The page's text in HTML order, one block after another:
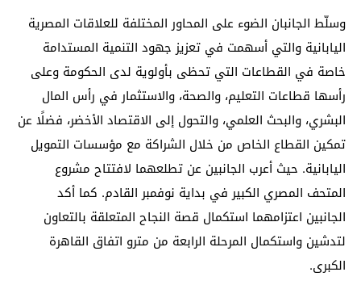
وسلّط الجانبان الضوء على المحاور المختلفة للعلاقات المصرية
اليابانية والتي أسهمت في تعزيز جهود التنمية المستدامة
خاصة في القطاعات التي تحظى بأولوية لدى الحكومة وعلى
رأسها قطاعات التعليم، والصحة، والاستثمار في رأس المال
البشري، والبحث العلمي، والتحول إلى الاقتصاد الأخضر، فضلًا عن
تمكين القطاع الخاص من خلال الشراكة مع مؤسسات التمويل
اليابانية. حيث أعرب الجانبين عن تطلعهما لافتتاح مشروع
المتحف المصري الكبير في بداية نوفمبر القادم. كما أكد
الجانبين اعتزامهما استكمال قصة النجاح المتعلقة بالتعاون
لتدشين واستكمال المرحلة الرابعة من مترو اتفاق القاهرة
الكبرى.